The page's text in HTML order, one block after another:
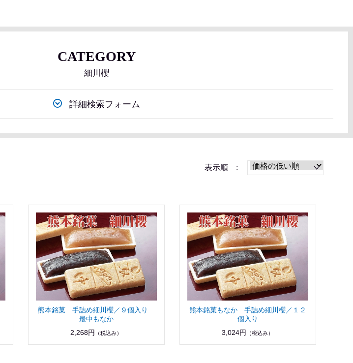
CATEGORY
細川櫻
詳細検索フォーム
表示順 :
熊本銘菓 手詰め細川櫻／９個入り
最中もなか
2,268円
（税込み）
熊本銘菓もなか 手詰め細川櫻／１２
個入り
3,024円
（税込み）